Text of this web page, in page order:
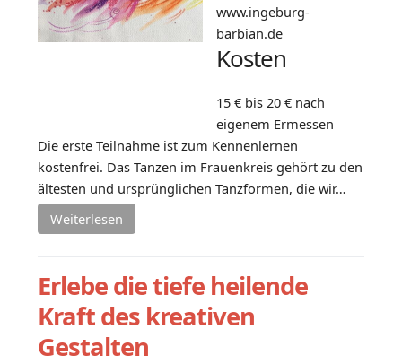
www.ingeburg-
barbian.de
Kosten
15 € bis 20 € nach
eigenem Ermessen
Die erste Teilnahme ist zum Kennenlernen
kostenfrei. Das Tanzen im Frauenkreis gehört zu den
ältesten und ursprünglichen Tanzformen, die wir…
Weiterlesen
Erlebe die tiefe heilende
Kraft des kreativen
Gestalten